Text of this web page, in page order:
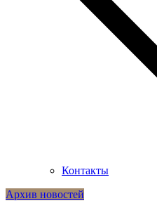
Контакты
Архив новостей